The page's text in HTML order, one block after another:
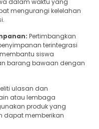
mengurangi kelelahan
Pertimbangkan
terintegrasi
siswa
barang bawaan dengan
ulasan dan
atau lembaga
produk yang
dapat memberikan